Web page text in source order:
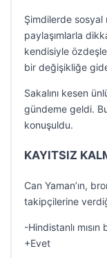
Şimdilerde sosyal
paylaşımlarla
kendisiyle
bir değişikliğe
Sakalını kesen
gündeme geldi.
konuşuldu.
KAYITSIZ
Can Yaman’ın,
takipçilerine
-Hindistanlı mısın
+Evet